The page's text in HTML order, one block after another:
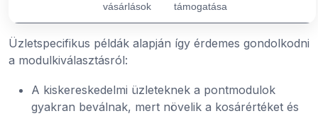
vásárlások
támogatása
Üzletspecifikus példák alapján így érdemes gondolkodni
a modulkiválasztásról:
A kiskereskedelmi üzleteknek a pontmodulok
gyakran beválnak, mert növelik a kosárértéket és